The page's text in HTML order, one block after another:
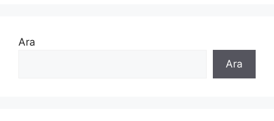
Ara
Ara